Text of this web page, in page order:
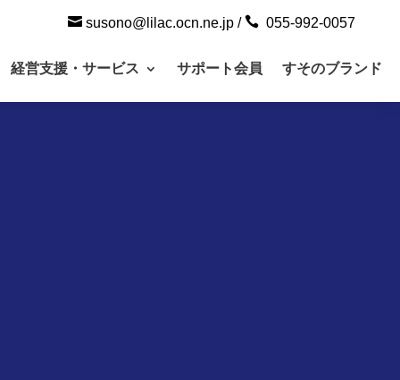
 susono@lilac.ocn.ne.jp /055-992-0057
経営支援・サービス サポート会員 すそのブランド